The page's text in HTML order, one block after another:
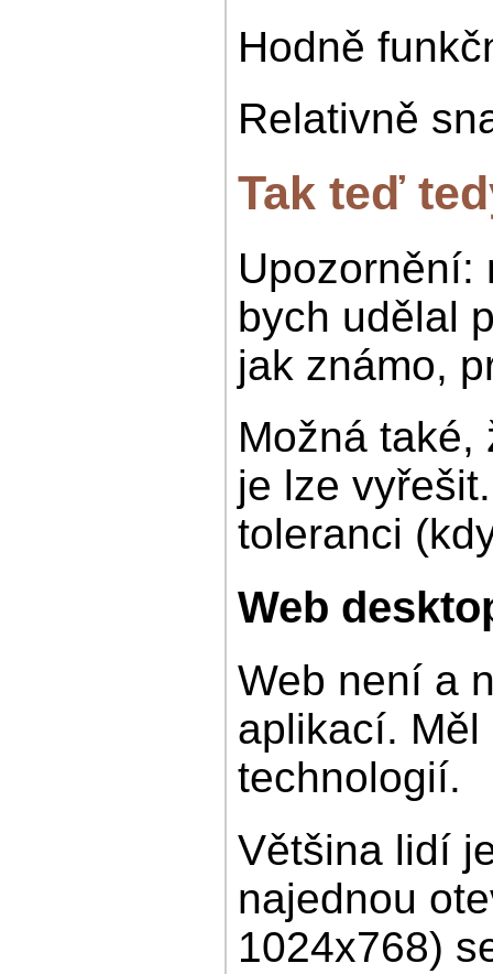
Hodně
Relativně
Tak teď
Upozornění:
bych udělal
jak známo,
Možná
je lze
toleranci
Web
Web není a
aplikací.
technologií.
Většina lidí
najednou
1024x768)